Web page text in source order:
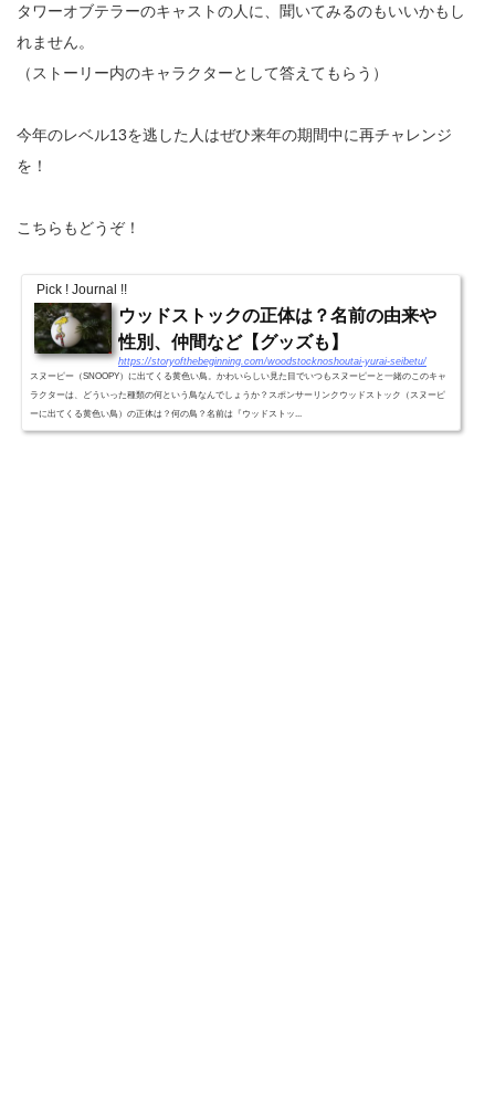
タワーオブテラーのキャストの人に、聞いてみるのもいいかもし
れません。
（ストーリー内のキャラクターとして答えてもらう）
今年のレベル13を逃した人はぜひ来年の期間中に再チャレンジ
を！
こちらもどうぞ！
Pick ! Journal !!
ウッドストックの正体は？名前の由来や
性別、仲間など【グッズも】
https://storyofthebeginning.com/woodstocknoshoutai-yurai-seibetu/
スヌーピー（SNOOPY）に出てくる黄色い鳥。かわいらしい見た目でいつもスヌーピーと一緒のこのキャ
ラクターは、どういった種類の何という鳥なんでしょうか？スポンサーリンクウッドストック（スヌーピ
ーに出てくる黄色い鳥）の正体は？何の鳥？名前は『ウッドストッ...